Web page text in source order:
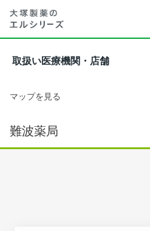
取扱い医療機関・店舗
マップを見る
難波薬局